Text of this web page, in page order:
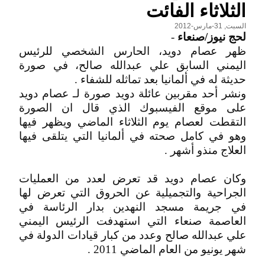
الثلاثاء الفائت
السبت, 31-مارس-2012
لحج نيوز/صنعاء -
ظهر عصام دويد، الحارس الشخصي للرئيس
اليمني السابق علي عبدالله صالح، في صورة
حديثة له في ألمانيا بعد تماثله للشفاء .
ونشر أحد مقربين عائلة دويد صورة لـ عصام دويد
على موقع الفيسبوك الذي قال ان الصورة
التقطت لعصام يوم الثلاثاء الماضي ويظهر فيها
وهو في كامل صحته في ألمانيا التي يتلقى فيها
العلاج منذو أشهر .
وكان عصام دويد قد تعرض لعدد من العمليات
الجراحية والتجميلية عن الحروق التي تعرض لها
في جريمة مسجد النهدين بدار الرئاسة في
العاصمة صنعاء التي استهدفت الرئيس اليمني
علي عبدالله صالح وعدد من كبار قيادات الدولة في
شهر يونيو من العام الماضي 2011 .